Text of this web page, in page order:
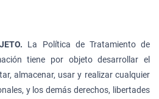
La Política de Tratamiento de
tiene por objeto desarrollar el
almacenar, usar y realizar cualquier
y los demás derechos, libertades